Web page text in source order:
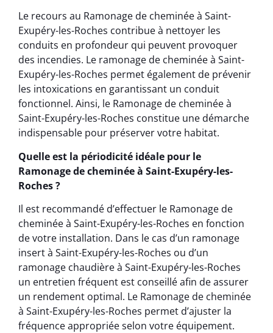
Le recours au Ramonage de cheminée à Saint-
Exupéry-les-Roches contribue à nettoyer les
conduits en profondeur qui peuvent provoquer
des incendies. Le ramonage de cheminée à Saint-
Exupéry-les-Roches permet également de prévenir
les intoxications en garantissant un conduit
fonctionnel. Ainsi, le Ramonage de cheminée à
Saint-Exupéry-les-Roches constitue une démarche
indispensable pour préserver votre habitat.
Quelle est la périodicité idéale pour le
Ramonage de cheminée à Saint-Exupéry-les-
Roches ?
Il est recommandé d’effectuer le Ramonage de
cheminée à Saint-Exupéry-les-Roches en fonction
de votre installation. Dans le cas d’un ramonage
insert à Saint-Exupéry-les-Roches ou d’un
ramonage chaudière à Saint-Exupéry-les-Roches
un entretien fréquent est conseillé afin de assurer
un rendement optimal. Le Ramonage de cheminée
à Saint-Exupéry-les-Roches permet d’ajuster la
fréquence appropriée selon votre équipement.